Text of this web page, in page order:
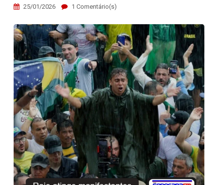
25/01/2026 1 Comentário(s)